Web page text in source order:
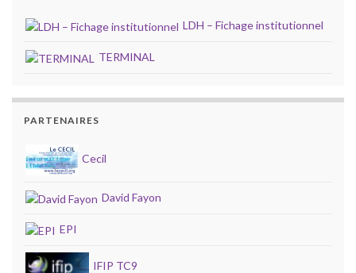
LDH – Fichage institutionnel
TERMINAL
PARTENAIRES
Cecil
David Fayon
EPI
IFIP TC9